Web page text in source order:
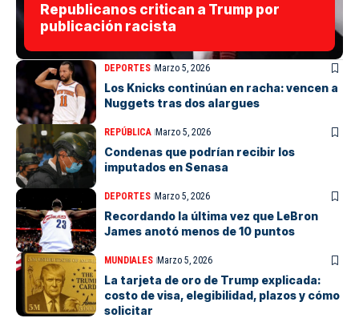
Republicanos critican a Trump por
publicación racista
DEPORTES Marzo 5, 2026
Los Knicks continúan en racha: vencen a
Nuggets tras dos alargues
REPÚBLICA Marzo 5, 2026
Condenas que podrían recibir los
imputados en Senasa
DEPORTES Marzo 5, 2026
Recordando la última vez que LeBron
James anotó menos de 10 puntos
MUNDIALES Marzo 5, 2026
La tarjeta de oro de Trump explicada:
costo de visa, elegibilidad, plazos y cómo
solicitar